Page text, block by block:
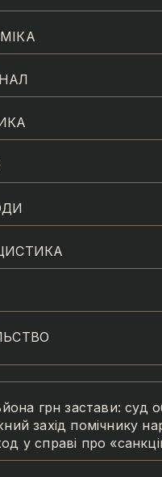
грн застави: суд
захід помічнику
у справі про